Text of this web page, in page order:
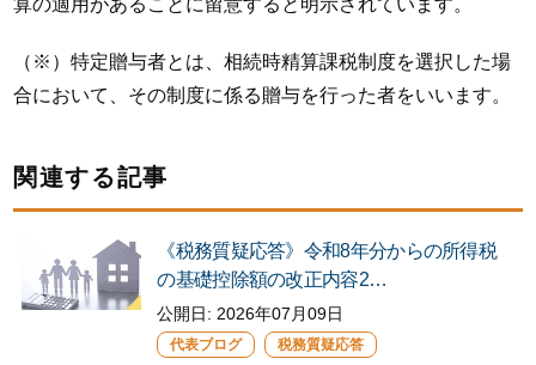
算の適用があることに留意すると明示されています。
（※）特定贈与者とは、相続時精算課税制度を選択した場
合において、その制度に係る贈与を行った者をいいます。
関連する記事
《税務質疑応答》令和8年分からの所得税
の基礎控除額の改正内容2…
公開日: 2026年07月09日
代表ブログ 税務質疑応答